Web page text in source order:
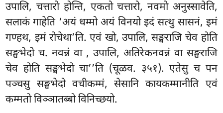
उपालि, चत्तारो होन्ति, एकतो चत्तारो, नवमो अनुस्सावेति,
सलाकं गाहेति ‘अयं धम्मो अयं विनयो इदं सत्थु सासनं, इमं
गण्हथ, इमं रोचेथा’ति. एवं खो, उपालि, सङ्घराजि चेव होति
सङ्घभेदो च. नवन्नं वा , उपालि, अतिरेकनवन्नं वा सङ्घराजि
चेव होति सङ्घभेदो चा’’ति (चूळव. ३५१). एतेसु च पन
पञ्चसु सङ्घभेदो वचीकम्मं, सेसानि कायकम्मानीति एवं
कम्मतो विञ्ञातब्बो विनिच्छयो.